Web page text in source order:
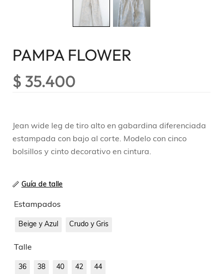
PAMPA FLOWER
$ 35.400
Jean wide leg de tiro alto en gabardina diferenciada
estampada con bajo al corte. Modelo con cinco
bolsillos y cinto decorativo en cintura.
Guía de talle
Estampados
Beige y Azul Crudo y Gris
Talle
36 38 40 42 44